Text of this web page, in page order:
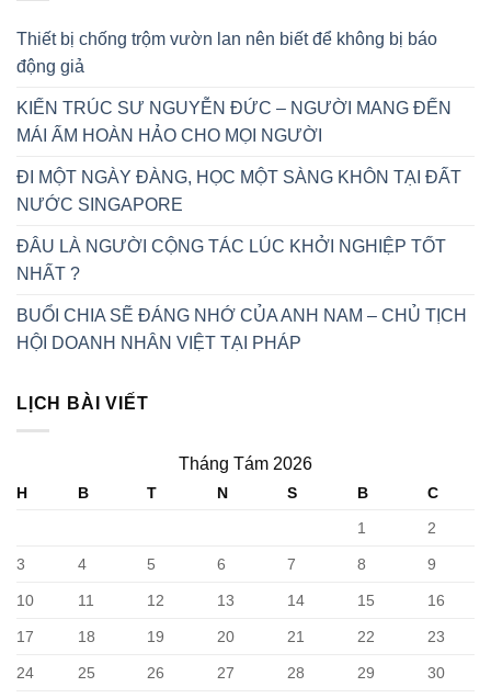
Thiết bị chống trộm vườn lan nên biết để không bị báo
động giả
KIẾN TRÚC SƯ NGUYỄN ĐỨC – NGƯỜI MANG ĐẾN
MÁI ẤM HOÀN HẢO CHO MỌI NGƯỜI
ĐI MỘT NGÀY ĐÀNG, HỌC MỘT SÀNG KHÔN TẠI ĐẤT
NƯỚC SINGAPORE
ĐÂU LÀ NGƯỜI CỘNG TÁC LÚC KHỞI NGHIỆP TỐT
NHẤT ?
BUỔI CHIA SẼ ĐÁNG NHỚ CỦA ANH NAM – CHỦ TỊCH
HỘI DOANH NHÂN VIỆT TẠI PHÁP
LỊCH BÀI VIẾT
Tháng Tám 2026
H B T N S B
C
1
2
3 4 5 6 7 8 9
10 11 12 13 14 15 16
17 18 19 20 21 22 23
24 25 26 27 28 29 30